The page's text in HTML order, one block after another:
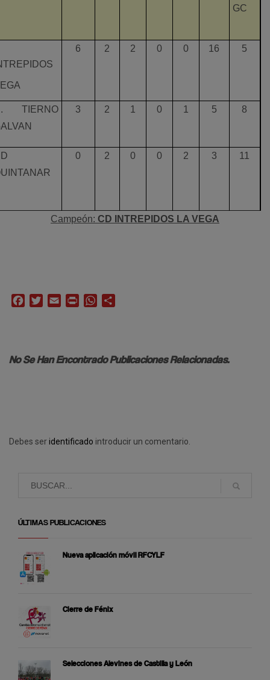
GC
6 2 2 0 0 16 5
TIERNO
3 2 1 0 1 5 8
0 2 0 0 2 3 11
Campeón: CD INTREPIDOS LA VEGA
FacebookTwitterEmail Print WhatsApp
No Se Han Encontrado Publicaciones Relacionadas.
Debes seridentificado introducir un comentario.
ÚLTIMAS PUBLICACIONES
Nueva aplicación móvil RFCYLF
Cierre de Fénix
Selecciones Alevines de Castilla y León